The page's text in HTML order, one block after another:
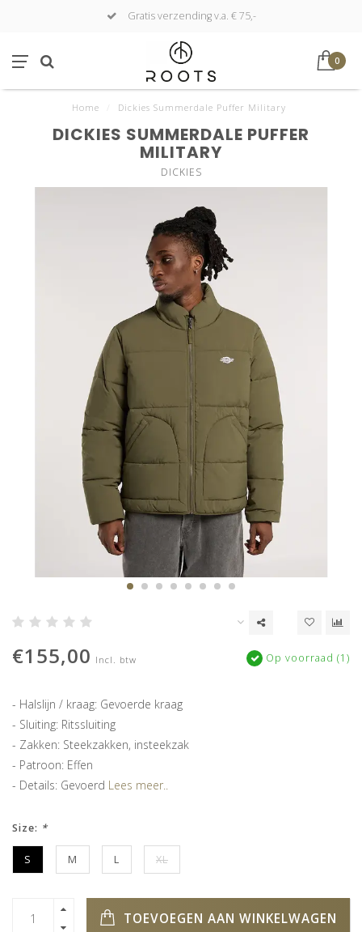
Gratis verzending v.a. € 75,-
0
Home Dickies Summerdale Puffer Military
DICKIES SUMMERDALE PUFFER
MILITARY
DICKIES
€155,00 Incl. btw Op voorraad (1)
- Halslijn / kraag: Gevoerde kraag
- Sluiting: Ritssluiting
- Zakken: Steekzakken, insteekzak
- Patroon: Effen
- Details: Gevoerd Lees meer..
Size: *
S M L XL
TOEVOEGEN AAN WINKELWAGEN